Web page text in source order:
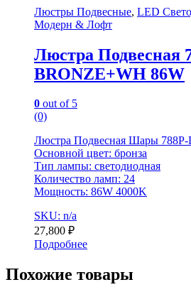
Люстры Подвесные, LED
Модерн & Лофт
Люстра Подвесная
BRONZE+WH 86W
0 out of 5
(0)
Люстра Подвесная Шары
Основной цвет: бронза
Тип лампы: светодиодная
Количество ламп: 24
Мощность: 86W 4000K
SKU: n/a
27,800 ₽
Подробнее
Похожие товары